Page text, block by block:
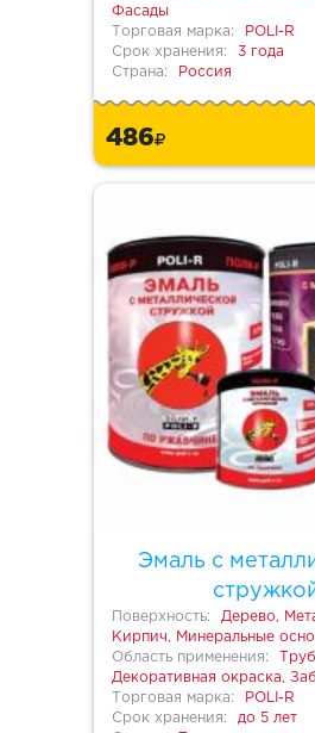
Фасады
Торговая марка:
POLI-R
Срок хранения:
3 года
Страна:
Россия
486
Эмаль с
Поверхность:
Дерево,
Кирпич, Минеральные
Область применения:
Декоративная окраска,
Торговая марка:
POLI-R
Срок хранения:
до 5 лет